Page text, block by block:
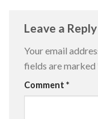
Leave a Reply
Your email
fields are marked
Comment *